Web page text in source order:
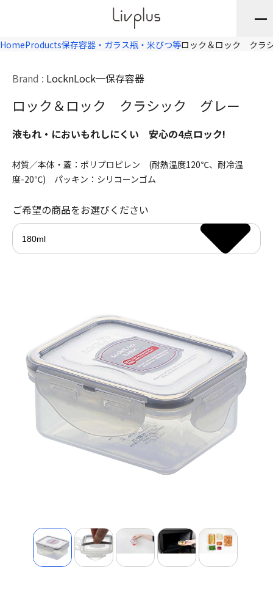
HomeProducts保存容器・ガラス瓶・米びつ等ロック＆ロック クラ
Brand : LocknLock 保存容器
ロック＆ロック クラシック グレー
液もれ・においもれしにくい 安心の4点ロック!
材質／本体・蓋：ポリプロピレン (耐熱温度120℃、耐冷温
度-20℃) パッキン：シリコーンゴム
ご希望の商品をお選びください